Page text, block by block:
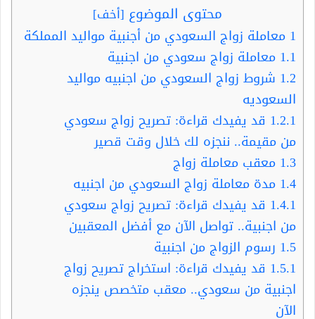
محتوى الموضوع [أخف]
1 معاملة زواج السعودي من أجنبية مواليد المملكة
1.1 معاملة زواج سعودي من اجنبية
1.2 شروط زواج السعودي من اجنبيه مواليد
السعوديه
1.2.1 قد يفيدك قراءة: تصريح زواج سعودي
من مقيمة.. ننجزه لك خلال وقت قصير
1.3 معقب معاملة زواج
1.4 مدة معاملة زواج السعودي من اجنبيه
1.4.1 قد يفيدك قراءة: تصريح زواج سعودي
من اجنبية.. تواصل الآن مع أفضل المعقبين
1.5 رسوم الزواج من اجنبية
1.5.1 قد يفيدك قراءة: استخراج تصريح زواج
اجنبية من سعودي.. معقب متخصص ينجزه
الآن